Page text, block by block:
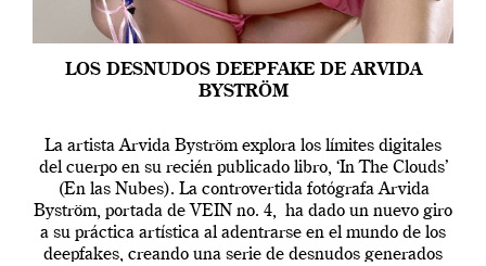
LOS DESNUDOS DEEPFAKE DE ARVIDA
BYSTRÖM
La artista Arvida Byström explora los límites digitales
del cuerpo en su recién publicado libro, ‘In The Clouds’
(En las Nubes). La controvertida fotógrafa Arvida
Byström, portada de VEIN no. 4, ha dado un nuevo giro
a su práctica artística al adentrarse en el mundo de los
deepfakes, creando una serie de desnudos generados